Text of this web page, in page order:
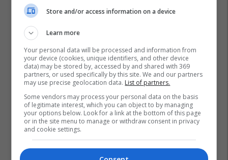
Store and/or access information on a device
Learn more
Your personal data will be processed and information from
your device (cookies, unique identifiers, and other device
data) may be stored by, accessed by and shared with 369
partners, or used specifically by this site. We and our partners
may use precise geolocation data. List of partners.
Some vendors may process your personal data on the basis
of legitimate interest, which you can object to by managing
your options below. Look for a link at the bottom of this page
or in the site menu to manage or withdraw consent in privacy
and cookie settings.